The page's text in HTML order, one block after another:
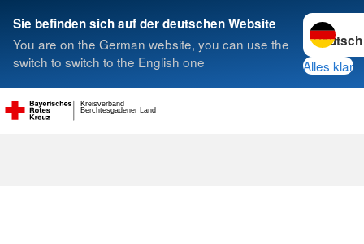
Sie befinden sich auf der deutschen Website
You are on the German website, you can use the
switch to switch to the English one
Sprache
Alles klar
Berchtesgadener Land
Kreisverband
Suche